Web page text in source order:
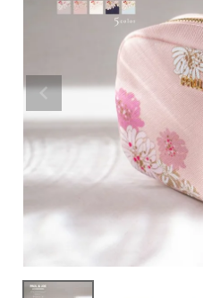
アイテムを選択
価格帯
検